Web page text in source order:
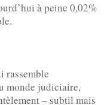
à peine 0,02%
rassemble
monde judiciaire,
– subtil mais